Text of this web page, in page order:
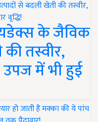
के जैविक
तस्वीर,
में भी हुई